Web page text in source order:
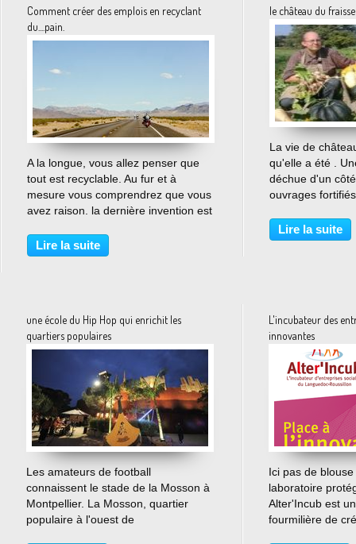
Comment créer des emplois en recyclant
du....pain.
…
A la longue, vous allez penser que
tout est recyclable. Au fur et à
mesure vous comprendrez que vous
avez raison. la dernière invention est
surprenante. L'idée de récupérer du
pain pour le transformer germe (de
Lire la suite
le château du
La vie de
qu'elle a été .
déchue d'un
ouvrages
vous me
rénovation d'un
Lire la suite
une école du Hip Hop qui enrichit les
quartiers populaires
…
Les amateurs de football
connaissent le stade de la Mosson à
Montpellier. La Mosson, quartier
populaire à l'ouest de
L'incubateur des
innovantes
Ici pas de
laboratoire
Alter'Incub est
fourmilière de